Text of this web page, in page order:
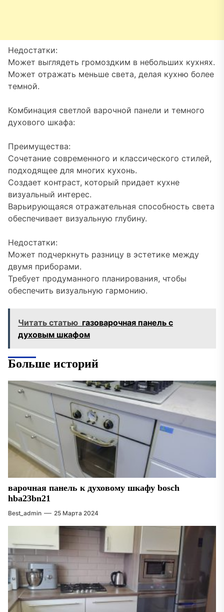
Недостатки:
Может выглядеть громоздким в небольших кухнях.
Может отражать меньше света, делая кухню более
темной.
Комбинация светлой варочной панели и темного
духового шкафа:
Преимущества:
Сочетание современного и классического стилей,
подходящее для многих кухонь.
Создает контраст, который придает кухне
визуальный интерес.
Варьирующаяся отражательная способность света
обеспечивает визуальную глубину.
Недостатки:
Может подчеркнуть разницу в эстетике между
двумя приборами.
Требует продуманного планирования, чтобы
обеспечить визуальную гармонию.
Читать статью газоварочная панель с
духовым шкафом
Больше историй
варочная панель к духовому шкафу bosch
hba23bn21
Best_admin 25 Марта 2024